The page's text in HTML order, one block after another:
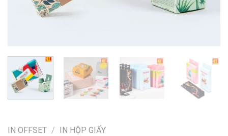
IN OFFSET / IN HỘP GIẤY